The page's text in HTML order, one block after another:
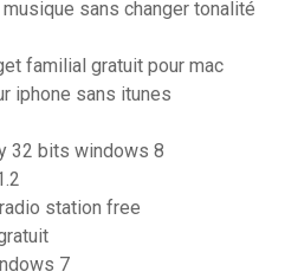
sans changer tonalité
familial gratuit pour mac
iphone sans itunes
32 bits windows 8
station free
7